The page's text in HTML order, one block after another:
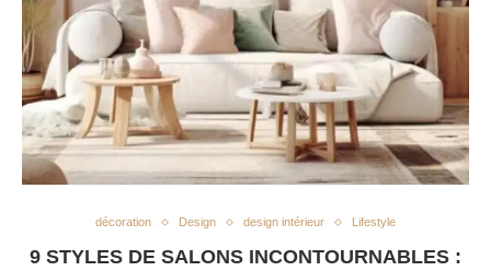
décoration Design design intérieur Lifestyle
9 STYLES DE SALONS INCONTOURNABLES :